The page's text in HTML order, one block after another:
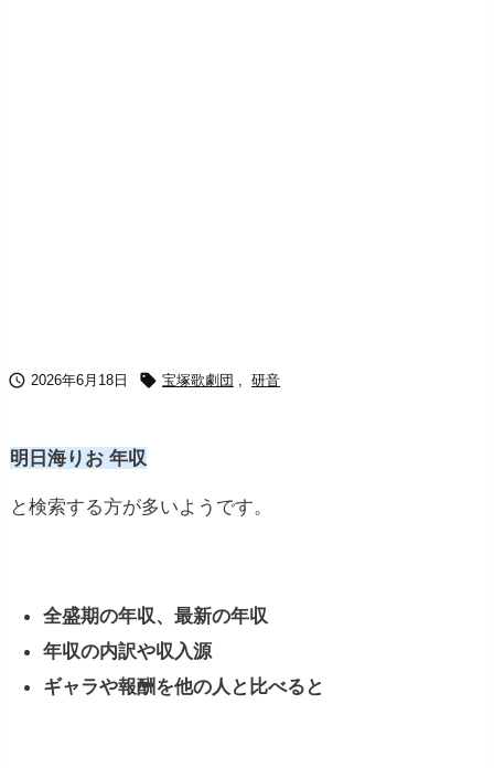
 2026年6月18日  宝塚歌劇団 研音
明日海りお 年収
と検索する方が多いようです。
全盛期の年収、最新の年収
年収の内訳や収入源
ギャラや報酬を他の人と比べると